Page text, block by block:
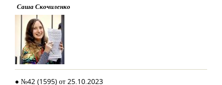
Саша Скочиленко
● №42 (1595) от 25.10.2023